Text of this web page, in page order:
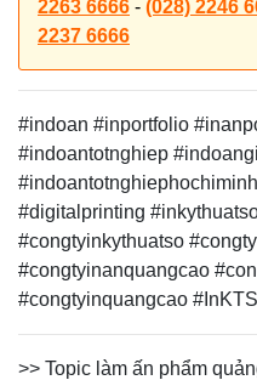
2263 6666 - (028) 2246
2237 6666
#indoan #inportfolio
#indoantotnghiep
#indoantotnghiephochiminh
#digitalprinting
#congtyinkythuatso
#congtyinanquangcao
#congtyinquangcao
>> Topic làm ấn phẩm